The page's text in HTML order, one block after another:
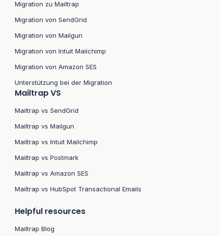
Migration zu Mailtrap
Migration von SendGrid
Migration von Mailgun
Migration von Intuit Mailchimp
Migration von Amazon SES
Unterstützung bei der Migration
Mailtrap VS
Mailtrap vs SendGrid
Mailtrap vs Mailgun
Mailtrap vs Intuit Mailchimp
Mailtrap vs Postmark
Mailtrap vs Amazon SES
Mailtrap vs HubSpot Transactional Emails
Helpful resources
Mailtrap Blog